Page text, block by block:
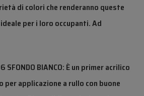
di colori che renderanno queste
per i loro occupanti. Ad
SFONDO BIANCO: È un primer acrilico
applicazione a rullo con buone